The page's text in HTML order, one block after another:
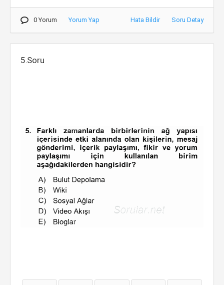
0 Yorum Yorum Yap Hata Bildir Soru Detay
5.Soru